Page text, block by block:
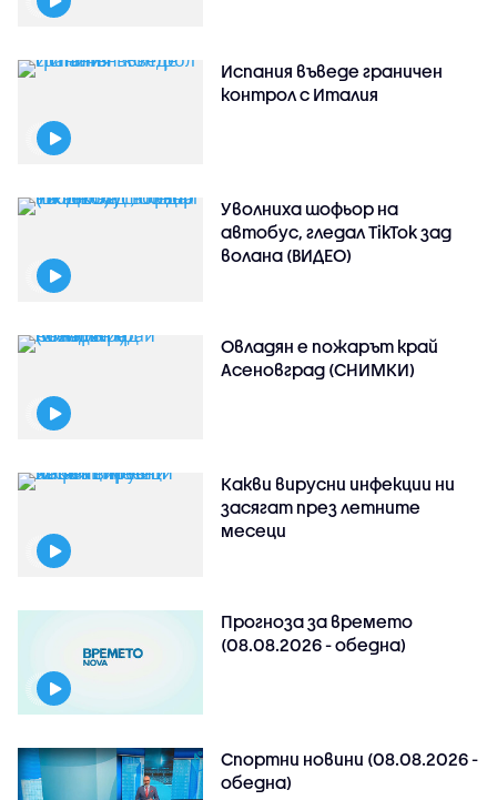
Испания въведе граничен
контрол с Италия
Уволниха шофьор на
автобус, гледал TikTok зад
волана (ВИДЕО)
Овладян е пожарът край
Асеновград (СНИМКИ)
Какви вирусни инфекции ни
засягат през летните
месеци
Прогноза за времето
(08.08.2026 - обедна)
Спортни новини (08.08.2026 -
обедна)